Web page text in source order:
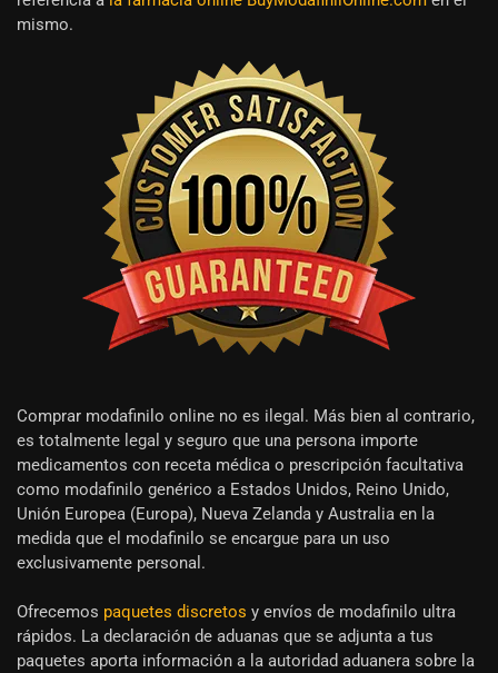
mismo.
Comprar modafinilo online no es ilegal. Más bien al contrario,
es totalmente legal y seguro que una persona importe
medicamentos con receta médica o prescripción facultativa
como modafinilo genérico a Estados Unidos, Reino Unido,
Unión Europea (Europa), Nueva Zelanda y Australia en la
medida que el modafinilo se encargue para un uso
exclusivamente personal.
Ofrecemos paquetes discretos y envíos de modafinilo ultra
rápidos. La declaración de aduanas que se adjunta a tus
paquetes aporta información a la autoridad aduanera sobre la